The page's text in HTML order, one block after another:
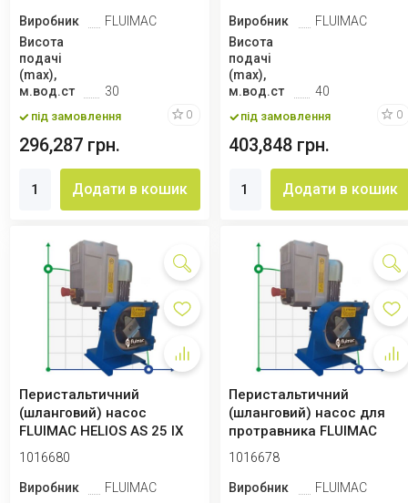
Виробник
FLUIMAC
Висота
подачі
(max),
м.вод.ст
30
під замовлення 0
296,287 грн.
Додати в кошик
Виробник
FLUIMAC
Висота
подачі
(max),
м.вод.ст
40
під замовлення 0
403,848 грн.
Додати в кошик
Перистальтичний
(шланговий) насос
FLUIMAC HELIOS AS 25 IX
1785 л/год, 0,75 кВ...
1016680
Виробник
FLUIMAC
Перистальтичний
(шланговий) насос для
протравника FLUIMAC
HELIOS AS 25 IX 902...
1016678
Виробник
FLUIMAC